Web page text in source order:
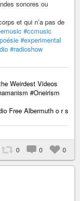
sonores ou
et qui n’a pas de
#ccmusic
#experimental
#radioshow
Weirdest Videos
#Oneirism
Free Albermuth o r s
0 0 0